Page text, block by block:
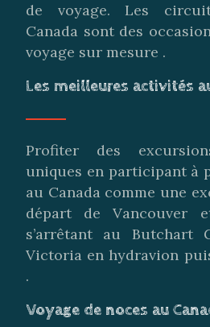
de voyage. Les
Canada sont des
voyage sur mesure .
Les meilleures activités
Profiter des
uniques en participant à
au Canada comme une
départ de Vancouver
s’arrêtant au Butchart
Victoria en hydravion
.
Voyage de noces au